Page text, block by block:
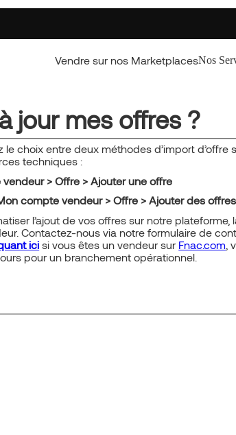
Vendre sur nos MarketplacesNos
jour mes offres ?
choix entre deux méthodes d’import d’offre
techniques :
> Offre > Ajouter une offre
compte vendeur > Offre > Ajouter des
l’ajout de vos offres sur notre plateforme,
Contactez-nous via notre formulaire de
ici si vous êtes un vendeur sur Fnac.com ,
pour un branchement opérationnel.